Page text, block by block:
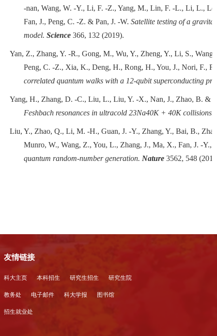
-nan, Wang, W. -Y., Li, F. -Z., Yang, M., Lin, F. -L., Li, L.,
Fan, J., Peng, C. -Z. & Pan, J. -W. Satellite testing of a
model. Science 366, 132 (2019).
Yan, Z., Zhang, Y. -R., Gong, M., Wu, Y., Zheng, Y., Li, S.,
Peng, C. -Z., Xia, K., Deng, H., Rong, H., You, J., Nori, F.,
correlated quantum walks with a 12-qubit superconducting
Yang, H., Zhang, D. -C., Liu, L., Liu, Y. -X., Nan, J., Zhao, B. &
Feshbach resonances in ultracold 23Na40K + 40K collisions.
Liu, Y., Zhao, Q., Li, M. -H., Guan, J. -Y., Zhang, Y., Bai, B.,
Munro, W., Wang, Z., You, L., Zhang, J., Ma, X., Fan, J. -Y.,
quantum random-number generation. Nature 3562, 548
友情链接
科大主页 本科招生 研究生招生 研究生院
教务处 电子邮件 科大学报 图书馆
招生就业处